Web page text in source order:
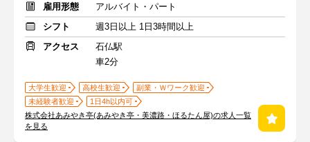
雇用形態
アルバイト・パート
シフト
週3日以上 1日3時間以上
アクセス
石仏駅
車2分
大学生歓迎 高校生歓迎
副業・Ｗワーク歓迎
未経験者歓迎
1日4h以内可
株式会社あみやき亭(あみやき亭・美濃路・ほるたん屋)の求人一覧
を見る